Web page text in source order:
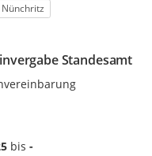
Standesamt
bis -